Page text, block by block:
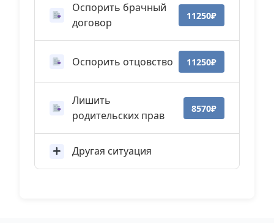
Оспорить брачный
договор
11250₽
Оспорить отцовство 11250₽
Лишить
родительских прав
8570₽
Другая ситуация